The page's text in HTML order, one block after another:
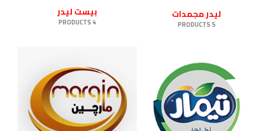
ليدر مجمدات
5 PRODUCTS
بيست ليدر
4 PRODUCTS